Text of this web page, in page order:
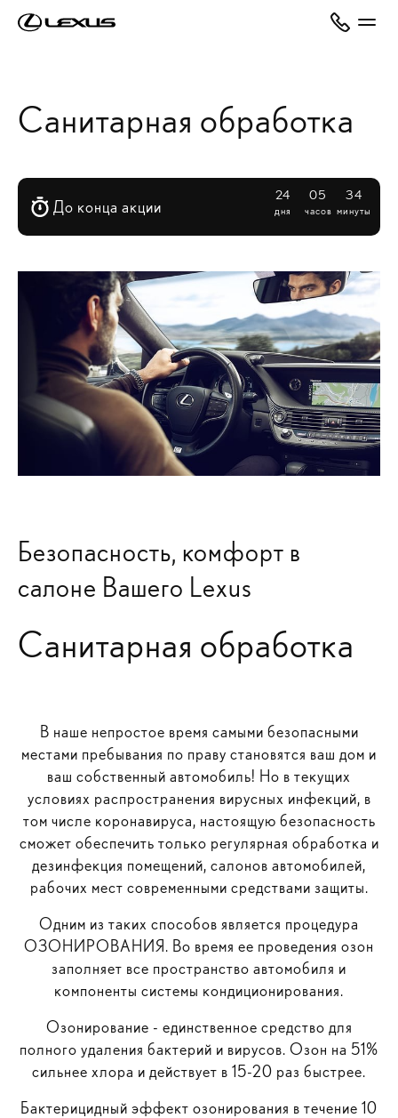
Санитарная обработка
До конца акции
24 05 34
Безопасность, комфорт в
салоне Вашего Lexus
Санитарная обработка
В наше непростое время самыми безопасными
местами пребывания по праву становятся ваш дом и
ваш собственный автомобиль! Но в текущих
условиях распространения вирусных инфекций, в
том числе коронавируса, настоящую безопасность
сможет обеспечить только регулярная обработка и
дезинфекция помещений, салонов автомобилей,
рабочих мест современными средствами защиты.
Одним из таких способов является процедура
ОЗОНИРОВАНИЯ. Во время ее проведения озон
заполняет все пространство автомобиля и
компоненты системы кондиционирования.
Озонирование - единственное средство для
полного удаления бактерий и вирусов. Озон на 51%
сильнее хлора и действует в 15-20 раз быстрее.
Бактерицидный эффект озонирования в течение 10